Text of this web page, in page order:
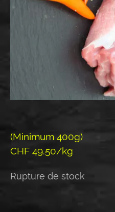
(Minimum 400g)
CHF 49.50/kg
Rupture de stock